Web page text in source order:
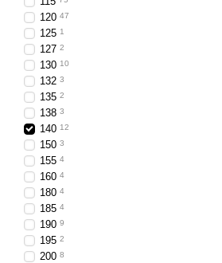
120 47
125 1
127 2
130 10
132 3
135 2
138 3
140 12
150 3
155 4
160 4
180 4
185 4
190 9
195 2
200 8